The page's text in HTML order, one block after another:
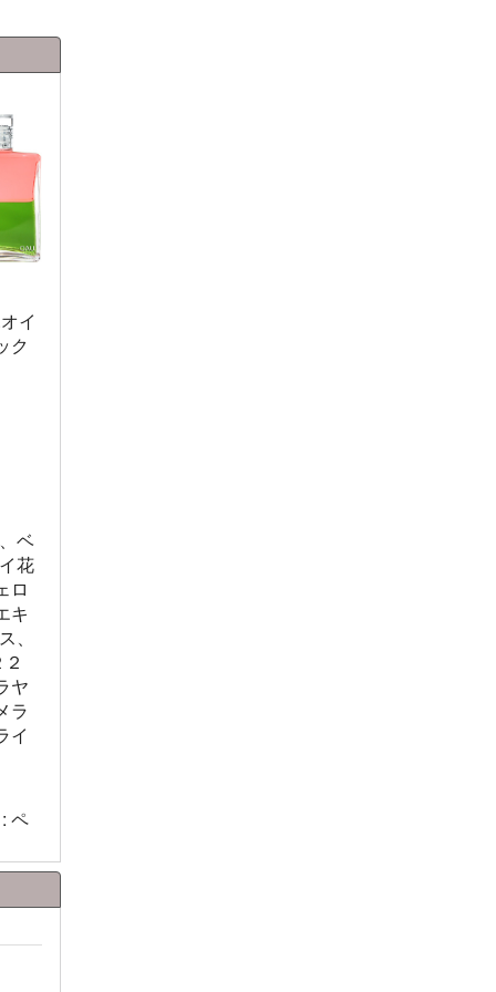
イ
ク
ベ
花
ロ
キ
ヤ
ラ
イ
: ペ